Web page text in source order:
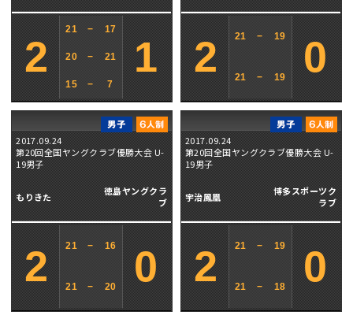
2
21 − 17
20 − 21
15 − 7
1 2 21 − 19
21 − 19 0
2017.09.24
第20回全国ヤングクラブ優勝大会 U-
19男子
もりきた
徳島ヤングクラ
ブ
2 21 − 16
21 − 20 0
2017.09.24
第20回全国ヤングクラブ優勝大会 U-
19男子
宇治鳳凰
博多スポーツク
ラブ
2 21 − 19
21 − 18 0